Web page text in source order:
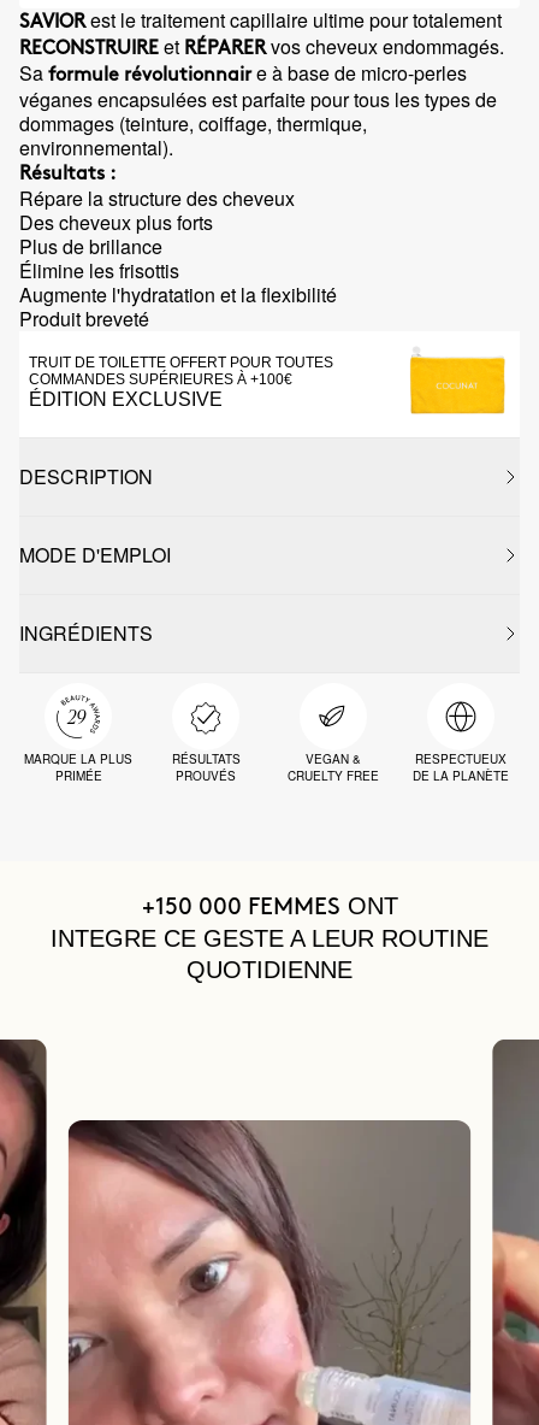
SAVIORest le traitement capillaire ultime pour totalement
RECONSTRUIRE et RÉPARERvos cheveux endommagés.
Sa formule révolutionnaire à base de micro-perles
véganes encapsulées est parfaite pour tous les types de
dommages (teinture, coiffage, thermique,
environnemental).
Résultats :
Répare la structure des cheveux
Des cheveux plus forts
Plus de brillance
Élimine les frisottis
Augmente l'hydratation et la flexibilité
Produit breveté
TRUIT DE TOILETTE OFFERT POUR TOUTES
COMMANDES SUPÉRIEURES À +100€
ÉDITION EXCLUSIVE
DESCRIPTION
MODE D'EMPLOI
INGRÉDIENTS
MARQUE LA PLUS
PRIMÉE
RÉSULTATS
PROUVÉS
VEGAN &
CRUELTY FREE
RESPECTUEUX
DE LA PLANÈTE
+150 000 FEMMES ONT
INTEGRE CE GESTE A LEUR ROUTINE
QUOTIDIENNE